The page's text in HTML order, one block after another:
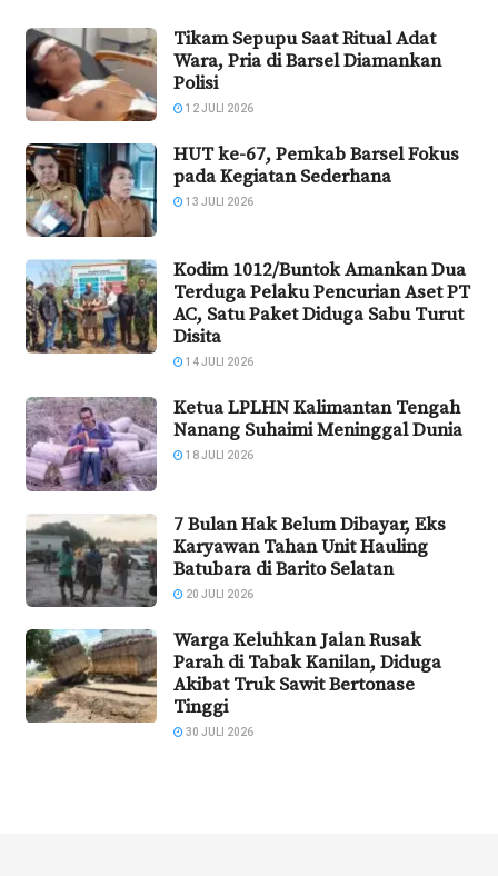
Tikam Sepupu Saat Ritual Adat
Wara, Pria di Barsel Diamankan
Polisi
12 JULI 2026
HUT ke-67, Pemkab Barsel Fokus
pada Kegiatan Sederhana
13 JULI 2026
Kodim 1012/Buntok Amankan Dua
Terduga Pelaku Pencurian Aset PT
AC, Satu Paket Diduga Sabu Turut
Disita
14 JULI 2026
Ketua LPLHN Kalimantan Tengah
Nanang Suhaimi Meninggal Dunia
18 JULI 2026
7 Bulan Hak Belum Dibayar, Eks
Karyawan Tahan Unit Hauling
Batubara di Barito Selatan
20 JULI 2026
Warga Keluhkan Jalan Rusak
Parah di Tabak Kanilan, Diduga
Akibat Truk Sawit Bertonase
Tinggi
30 JULI 2026